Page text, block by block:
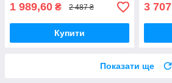
1 989,60 ₴ 2 487 ₴
Купити
3
Показати ще